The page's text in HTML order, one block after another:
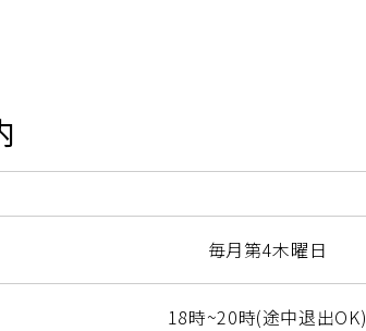
毎月第4木曜日
18時~20時(途中退出OK)